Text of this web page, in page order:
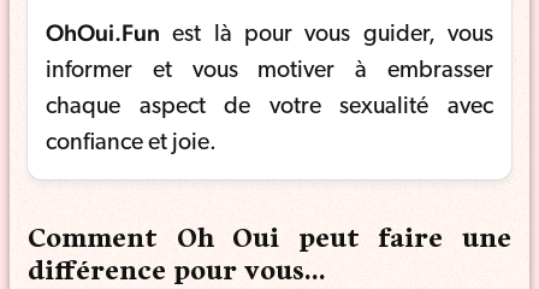
OhOui.Fun est là pour vous guider, vous
informer et vous motiver à embrasser
chaque aspect de votre sexualité avec
confiance et joie.
Comment Oh Oui peut faire une
différence pour vous…